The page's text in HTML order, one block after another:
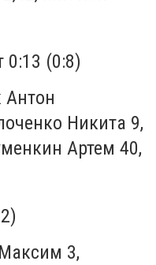
(0:8)
Антон
Никита 9,
Артем 40,
3,